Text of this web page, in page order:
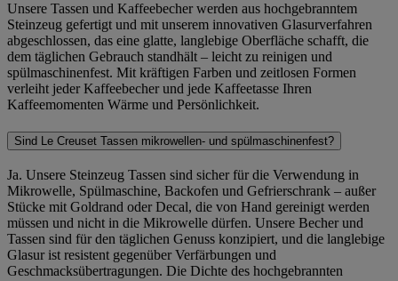
Unsere Tassen und Kaffeebecher werden aus hochgebranntem
Steinzeug gefertigt und mit unserem innovativen Glasurverfahren
abgeschlossen, das eine glatte, langlebige Oberfläche schafft, die
dem täglichen Gebrauch standhält – leicht zu reinigen und
spülmaschinenfest. Mit kräftigen Farben und zeitlosen Formen
verleiht jeder Kaffeebecher und jede Kaffeetasse Ihren
Kaffeemomenten Wärme und Persönlichkeit.
Sind Le Creuset Tassen mikrowellen- und spülmaschinenfest?
Ja. Unsere Steinzeug Tassen sind sicher für die Verwendung in
Mikrowelle, Spülmaschine, Backofen und Gefrierschrank – außer
Stücke mit Goldrand oder Decal, die von Hand gereinigt werden
müssen und nicht in die Mikrowelle dürfen. Unsere Becher und
Tassen sind für den täglichen Genuss konzipiert, und die langlebige
Glasur ist resistent gegenüber Verfärbungen und
Geschmacksübertragungen. Die Dichte des hochgebrannten